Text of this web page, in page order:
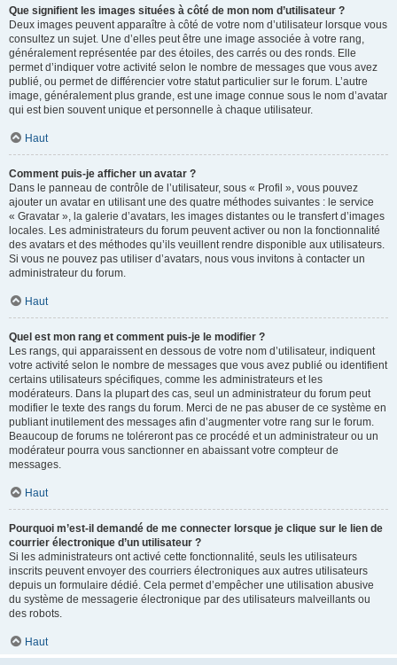
Que signifient les images situées à côté de mon nom d’utilisateur ?
Deux images peuvent apparaître à côté de votre nom d’utilisateur lorsque vous
consultez un sujet. Une d’elles peut être une image associée à votre rang,
généralement représentée par des étoiles, des carrés ou des ronds. Elle
permet d’indiquer votre activité selon le nombre de messages que vous avez
publié, ou permet de différencier votre statut particulier sur le forum. L’autre
image, généralement plus grande, est une image connue sous le nom d’avatar
qui est bien souvent unique et personnelle à chaque utilisateur.
Haut
Comment puis-je afficher un avatar ?
Dans le panneau de contrôle de l’utilisateur, sous « Profil », vous pouvez
ajouter un avatar en utilisant une des quatre méthodes suivantes : le service
« Gravatar », la galerie d’avatars, les images distantes ou le transfert d’images
locales. Les administrateurs du forum peuvent activer ou non la fonctionnalité
des avatars et des méthodes qu’ils veuillent rendre disponible aux utilisateurs.
Si vous ne pouvez pas utiliser d’avatars, nous vous invitons à contacter un
administrateur du forum.
Haut
Quel est mon rang et comment puis-je le modifier ?
Les rangs, qui apparaissent en dessous de votre nom d’utilisateur, indiquent
votre activité selon le nombre de messages que vous avez publié ou identifient
certains utilisateurs spécifiques, comme les administrateurs et les
modérateurs. Dans la plupart des cas, seul un administrateur du forum peut
modifier le texte des rangs du forum. Merci de ne pas abuser de ce système en
publiant inutilement des messages afin d’augmenter votre rang sur le forum.
Beaucoup de forums ne toléreront pas ce procédé et un administrateur ou un
modérateur pourra vous sanctionner en abaissant votre compteur de
messages.
Haut
Pourquoi m’est-il demandé de me connecter lorsque je clique sur le lien de
courrier électronique d’un utilisateur ?
Si les administrateurs ont activé cette fonctionnalité, seuls les utilisateurs
inscrits peuvent envoyer des courriers électroniques aux autres utilisateurs
depuis un formulaire dédié. Cela permet d’empêcher une utilisation abusive
du système de messagerie électronique par des utilisateurs malveillants ou
des robots.
Haut